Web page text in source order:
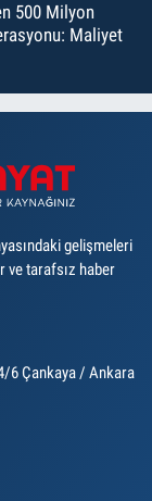
500 Milyon
Maliyet
gelişmeleri
ve tarafsız haber
6 Çankaya / Ankara